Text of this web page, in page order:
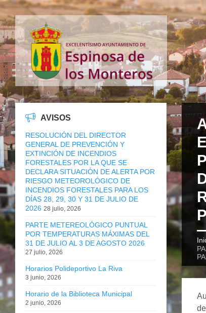
AVISOS
RESOLUCIÓN DEL DIRECTOR
GENERAL DE PREVENCIÓN Y
EXTINCIÓN DE INCENDIOS
FORESTALES POR LA QUE SE
DECLARA SITUACIÓN DE ALERTA POR
RIESGO METEOROLÓGICO DE
INCENDIOS FORESTALES PARA LOS
DÍAS 28, 29, 30 Y 31 DE JULIO DE
2026 28 julio, 2026
PARTE METEREOLÓGICO PUNTUAL
POR TEMPERATURAS MÁXIMAS DEL
31 DE JULIO AL 3 DE AGOSTO 2026
27 julio, 2026
Horarios Polideportivo La Riva
3 junio, 2026
Horario de la Biblioteca Municipal
2 junio, 2026